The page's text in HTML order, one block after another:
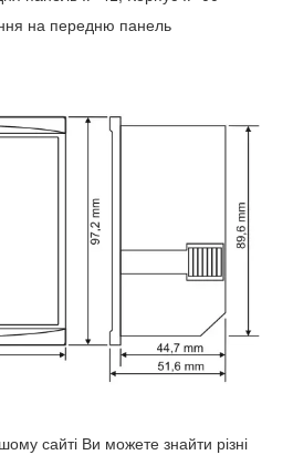
на передню панель
сайті Ви можете знайти різні